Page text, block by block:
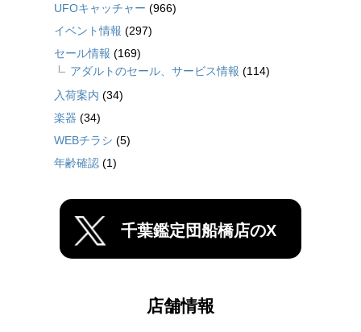
UFOキャッチャー (966)
イベント情報 (297)
セール情報 (169)
アダルトのセール、サービス情報 (114)
入荷案内 (34)
楽器 (34)
WEBチラシ (5)
年齢確認 (1)
千葉鑑定団船橋店のX
店舗情報